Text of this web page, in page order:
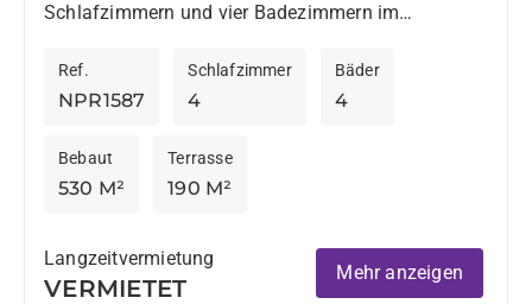
Schlafzimmern und vier Badezimmern im
Gelegenheit zur Langzeitmiete in Sotogrande Alto.
Es erstreckt sich über das...
NPR1587
Ref.
4
Schlafzimmer
4
Bäder
530 M²
Bebaut
190 M²
Terrasse
Langzeitvermietung
VERMIETET
Mehr anzeigen